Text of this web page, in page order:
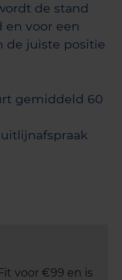
de stand
en voor een
de juiste positie
gemiddeld 60
voor €99 en is